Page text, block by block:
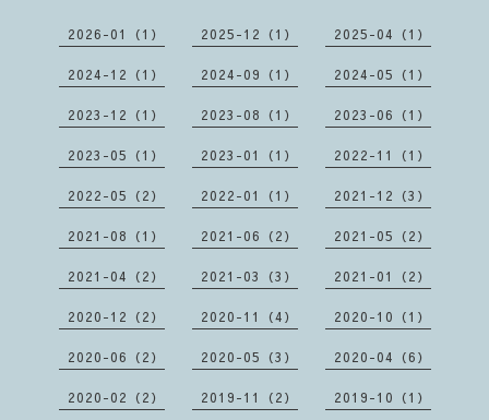
2026-01（1） 2025-12（1） 2025-04（1）
2024-12（1） 2024-09（1） 2024-05（1）
2023-12（1） 2023-08（1） 2023-06（1）
2023-05（1） 2023-01（1） 2022-11（1）
2022-05（2） 2022-01（1） 2021-12（3）
2021-08（1） 2021-06（2） 2021-05（2）
2021-04（2） 2021-03（3） 2021-01（2）
2020-12（2） 2020-11（4） 2020-10（1）
2020-06（2） 2020-05（3） 2020-04（6）
2020-02（2） 2019-11（2） 2019-10（1）